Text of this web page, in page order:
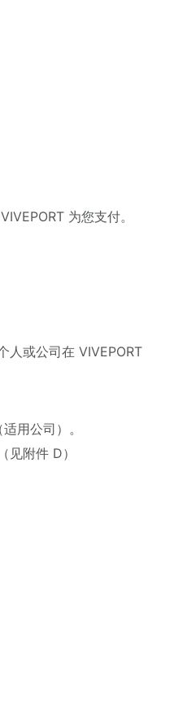
为您支付。
人或公司在 VIVEPORT
（适用公司）。
附件 D）